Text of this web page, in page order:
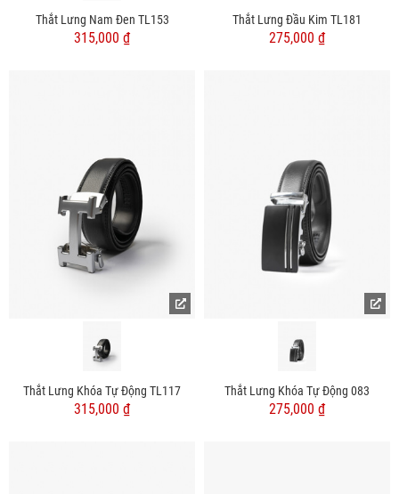
Thắt Lưng Nam Đen TL153
315,000 ₫
Thắt Lưng Đầu Kim TL181
275,000 ₫
Thắt Lưng Khóa Tự Động TL117
315,000 ₫
Thắt Lưng Khóa Tự Động 083
275,000 ₫